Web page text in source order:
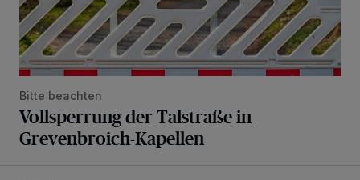
Bitte beachten
Vollsperrung der Talstraße in
Grevenbroich-Kapellen